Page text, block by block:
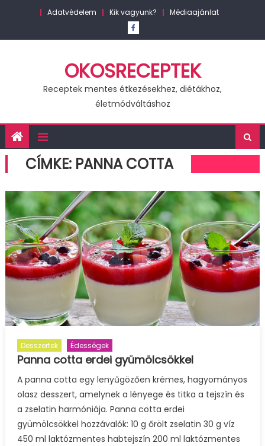
Adatvédelem Kik vagyunk? Médiaajánlat
OKOSRECEPTEK
Receptek mentes étkezésekhez, diétákhoz,
életmódváltáshoz
CÍMKE: PANNA COTTA
Desszertek Édességek
Panna cotta erdei gyümölcsökkel
A panna cotta egy lenyűgözően krémes, hagyományos
olasz desszert, amelynek a lényege és titka a tejszín és
a zselatin harmóniája. Panna cotta erdei
gyümölcsökkel hozzávalók: 10 g őrölt zselatin 30 g víz
450 ml laktózmentes habtejszín 200 ml laktózmentes